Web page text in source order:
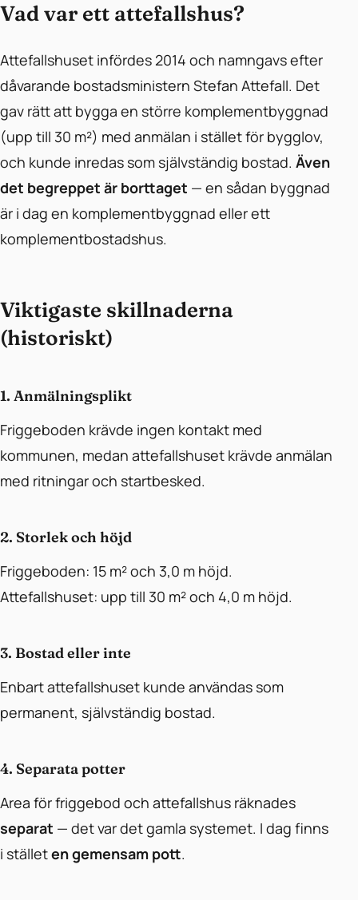
Vad var ett attefallshus?
Attefallshuset infördes 2014 och namngavs efter
dåvarande bostadsministern Stefan Attefall. Det
gav rätt att bygga en större komplementbyggnad
(upp till 30 m²) med anmälan i stället för bygglov,
och kunde inredas som självständig bostad. Även
det begreppet är borttaget — en sådan byggnad
är i dag en komplementbyggnad eller ett
komplementbostadshus.
Viktigaste skillnaderna
(historiskt)
1. Anmälningsplikt
Friggeboden krävde ingen kontakt med
kommunen, medan attefallshuset krävde anmälan
med ritningar och startbesked.
2. Storlek och höjd
Friggeboden: 15 m² och 3,0 m höjd.
Attefallshuset: upp till 30 m² och 4,0 m höjd.
3. Bostad eller inte
Enbart attefallshuset kunde användas som
permanent, självständig bostad.
4. Separata potter
Area för friggebod och attefallshus räknades
separat — det var det gamla systemet. I dag finns
i ställeten gemensam pott.